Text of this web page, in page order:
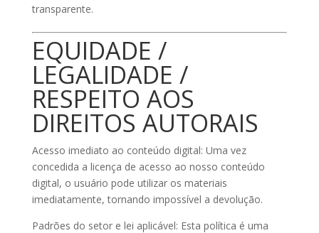
transparente.
EQUIDADE /
LEGALIDADE /
RESPEITO AOS
DIREITOS AUTORAIS
Acesso imediato ao conteúdo digital: Uma vez
concedida a licença de acesso ao nosso conteúdo
digital, o usuário pode utilizar os materiais
imediatamente, tornando impossível a devolução.
Padrões do setor e lei aplicável: Esta política é uma